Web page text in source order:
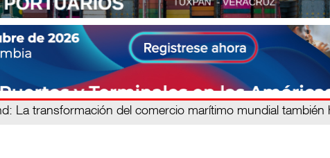
: La transformación del comercio marítimo mundial también